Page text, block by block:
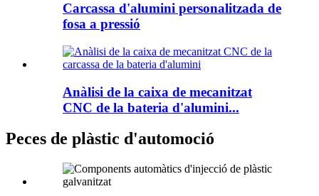
Carcassa d'alumini personalitzada de
fosa a pressió
Anàlisi de la caixa de mecanitzat
CNC de la bateria d'alumini...
Peces de plàstic d'automoció